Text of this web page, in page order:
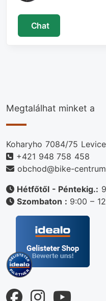
Chat
Megtalálhat minket a
Koharyho 7084/75
+421 948 758 458
obchod@bike-
Hétfőtől - Péntekig.:
Szombaton : 9:00 –